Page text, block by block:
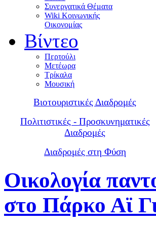
Συνεργατικά Θέματα
Wiki Κοινωνικής
Οικονομίας
Βίντεο
Περτούλι
Μετέωρα
Τρίκαλα
Μουσική
Βιοτουριστικές Διαδρομές
Πολιτιστικές - Προσκυνηματικές
Διαδρομές
Διαδρομές στη Φύση
Οικολογία
στο Πάρκο Αϊ